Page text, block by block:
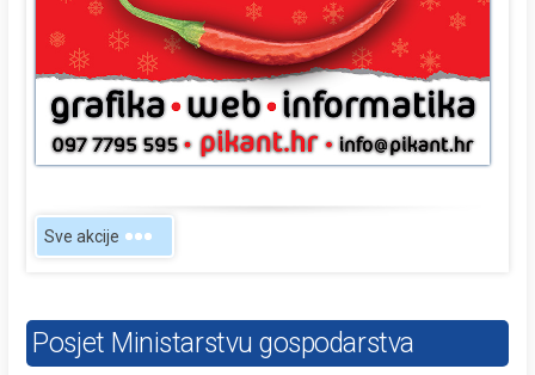
Sve akcije
Posjet Ministarstvu gospodarstva